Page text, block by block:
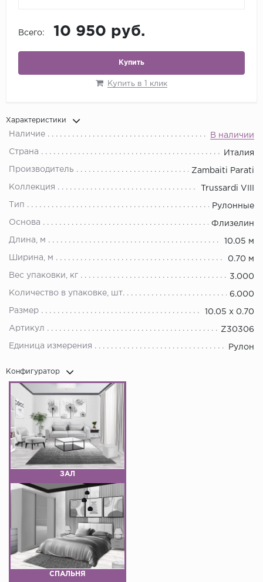
Всего: 10 950 руб.
Купить
Купить в 1 клик
Характеристики
Наличие В наличии
Страна Италия
Производитель Zambaiti Parati
Коллекция Trussardi VIII
Тип Рулонные
Основа Флизелин
Длина, м 10.05 м
Ширина, м 0.70 м
Вес упаковки, кг 3.000
Количество в упаковке, шт. 6.000
Размер 10.05 х 0.70
Артикул Z30306
Единица измерения Рулон
Конфигуратор
ЗАЛ
СПАЛЬНЯ